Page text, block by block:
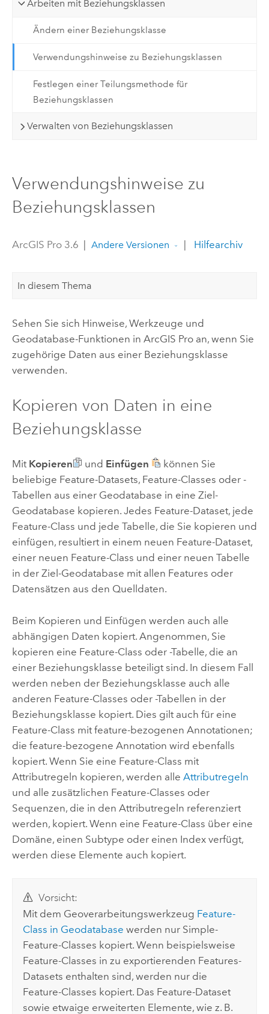
Arbeiten mit Beziehungsklassen
Ändern einer Beziehungsklasse
Verwendungshinweise zu Beziehungsklassen
Festlegen einer Teilungsmethode für
Beziehungsklassen
Verwalten von Beziehungsklassen
Verwendungshinweise zu
Beziehungsklassen
ArcGIS Pro 3.6 Andere Versionen Hilfearchiv
In diesem Thema
Sehen Sie sich Hinweise, Werkzeuge und
Geodatabase-Funktionen in ArcGIS Proan, wenn Sie
zugehörige Daten aus einer Beziehungsklasse
verwenden.
Kopieren von Daten in eine
Beziehungsklasse
Mit Kopieren und Einfügen
können Sie
beliebige Feature-Datasets, Feature-Classes oder -
Tabellen aus einer Geodatabase in eine Ziel-
Geodatabase kopieren. Jedes Feature-Dataset, jede
Feature-Class und jede Tabelle, die Sie kopieren und
einfügen, resultiert in einem neuen Feature-Dataset,
einer neuen Feature-Class und einer neuen Tabelle
in der Ziel-Geodatabase mit allen Features oder
Datensätzen aus den Quelldaten.
Beim Kopieren und Einfügen werden auch alle
abhängigen Daten kopiert. Angenommen, Sie
kopieren eine Feature-Class oder -Tabelle, die an
einer Beziehungsklasse beteiligt sind. In diesem Fall
werden neben der Beziehungsklasse auch alle
anderen Feature-Classes oder -Tabellen in der
Beziehungsklasse kopiert. Dies gilt auch für eine
Feature-Class mit feature-bezogenen Annotationen;
die feature-bezogene Annotation wird ebenfalls
kopiert. Wenn Sie eine Feature-Class mit
Attributregeln kopieren, werden alle Attributregeln
und alle zusätzlichen Feature-Classes oder
Sequenzen, die in den Attributregeln referenziert
werden, kopiert. Wenn eine Feature-Class über eine
Domäne, einen Subtype oder einen Index verfügt,
werden diese Elemente auch kopiert.
Vorsicht:
Mit dem Geoverarbeitungswerkzeug Feature-
Class in Geodatabase werden nur Simple-
Feature-Classes kopiert. Wenn beispielsweise
Feature-Classes in zu exportierenden Features-
Datasets enthalten sind, werden nur die
Feature-Classes kopiert. Das Feature-Dataset
sowie etwaige erweiterten Elemente, wie z. B.